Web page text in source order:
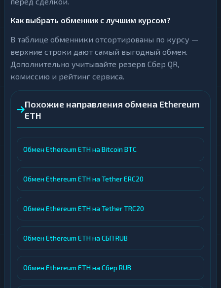
Как выбрать обменник с лучшим курсом?
В таблице обменники отсортированы по курсу —
верхние строки дают самый выгодный обмен.
Дополнительно учитывайте резерв Сбер QR,
комиссию и рейтинг сервиса.
Похожие направления обмена Ethereum
ETH
Обмен Ethereum ETH на Bitcoin BTC
Обмен Ethereum ETH на Tether ERC20
Обмен Ethereum ETH на Tether TRC20
Обмен Ethereum ETH на СБП RUB
Обмен Ethereum ETH на Сбер RUB